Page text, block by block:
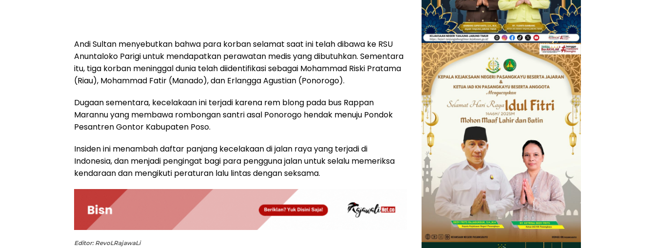
Andi Sultan menyebutkan bahwa para korban selamat saat ini telah dibawa ke RSU
Anuntaloko Parigi untuk mendapatkan perawatan medis yang dibutuhkan. Sementara
itu, tiga korban meninggal dunia telah diidentifikasi sebagai Mohammad Riski Pratama
(Riau), Mohammad Fatir (Manado), dan Erlangga Agustian (Ponorogo).
Dugaan sementara, kecelakaan ini terjadi karena rem blong pada bus Rappan
Marannu yang membawa rombongan santri asal Ponorogo hendak menuju Pondok
Pesantren Gontor Kabupaten Poso.
Insiden ini menambah daftar panjang kecelakaan di jalan raya yang terjadi di
Indonesia, dan menjadi pengingat bagi para pengguna jalan untuk selalu memeriksa
kendaraan dan mengikuti peraturan lalu lintas dengan seksama.
Editor: RevoLRajawaLi